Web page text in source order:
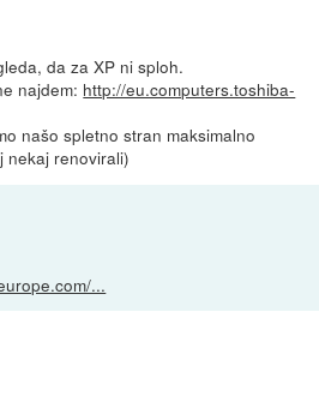
da za XP ni sploh.
najdem: http://eu.computers.toshiba-
našo spletno stran maksimalno
nekaj renovirali)
...